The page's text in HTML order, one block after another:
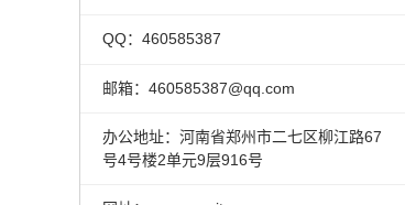
QQ：460585387
邮箱：460585387@qq.com
办公地址：河南省郑州市二七区柳江路67
号4号楼2单元9层916号